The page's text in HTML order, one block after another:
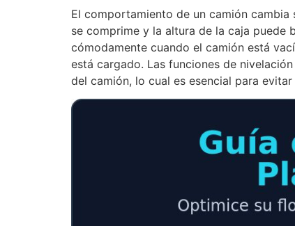
El comportamiento de un camión
se comprime y la altura de la caja puede
cómodamente cuando el camión está
está cargado. Las funciones de
del camión, lo cual es esencial para